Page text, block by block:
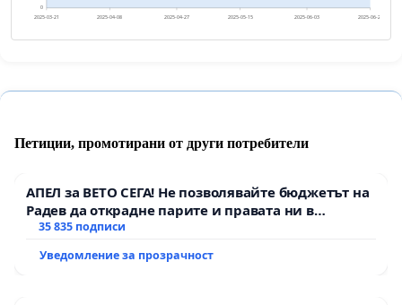
0
2025-03-21 2025-04-08 2025-04-27 2025-05-15 2025-06-03 2025-06-21
Петиции, промотирани от други потребители
АПЕЛ за ВЕТО СЕГА! Не позволявайте бюджетът на
Радев да открадне парите и правата ни в
тъмното
35 835 подписи
Уведомление за прозрачност